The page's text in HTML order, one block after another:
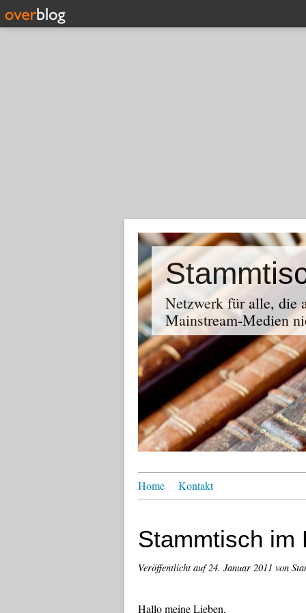
Netzwerk für alle, die
Mainstream-Medien
Home Kontakt
Stammtisch im
Veröffentlicht auf24. Januar 2011 von
Hallo meine Lieben,